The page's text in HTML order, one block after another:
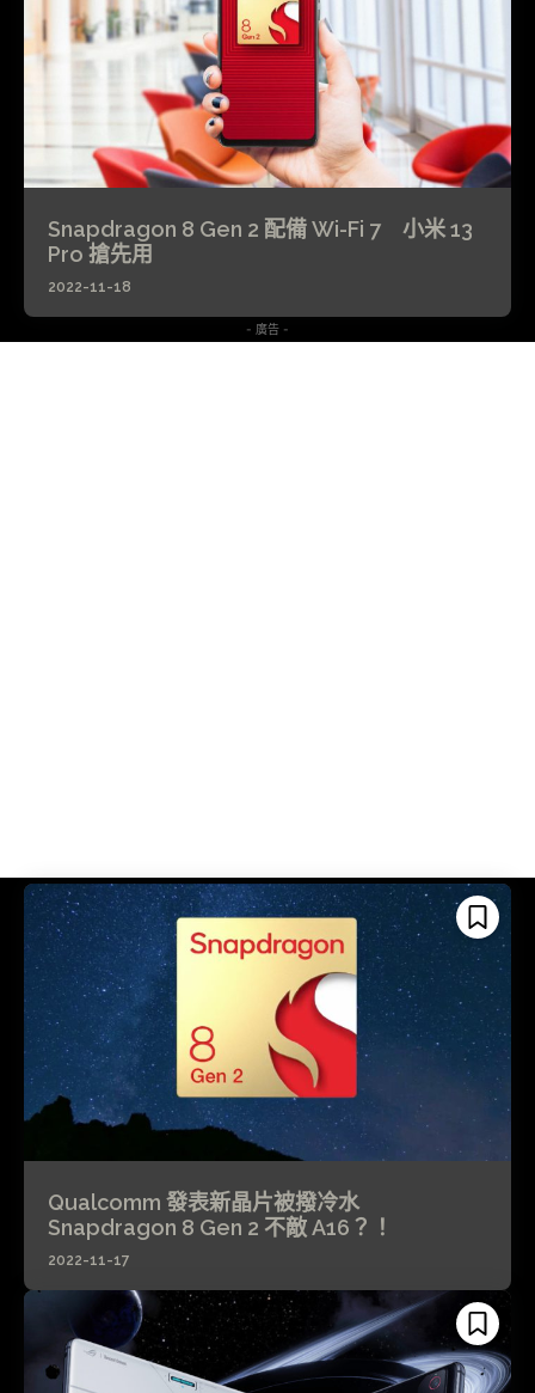
Snapdragon 8 Gen 2 配備 Wi-Fi 7 小米 13
Pro 搶先用
2022-11-18
- 廣告 -
Qualcomm 發表新晶片被撥冷水
Snapdragon 8 Gen 2 不敵 A16？！
2022-11-17